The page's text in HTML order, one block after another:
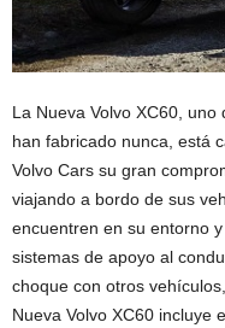
La Nueva Volvo XC60,
han fabricado nunca, está
Volvo Cars su gran
viajando a bordo de sus
encuentren en su entorno
sistemas de apoyo al
choque con otros
Nueva Volvo XC60 incluye